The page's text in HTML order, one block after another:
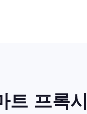
트 프록시